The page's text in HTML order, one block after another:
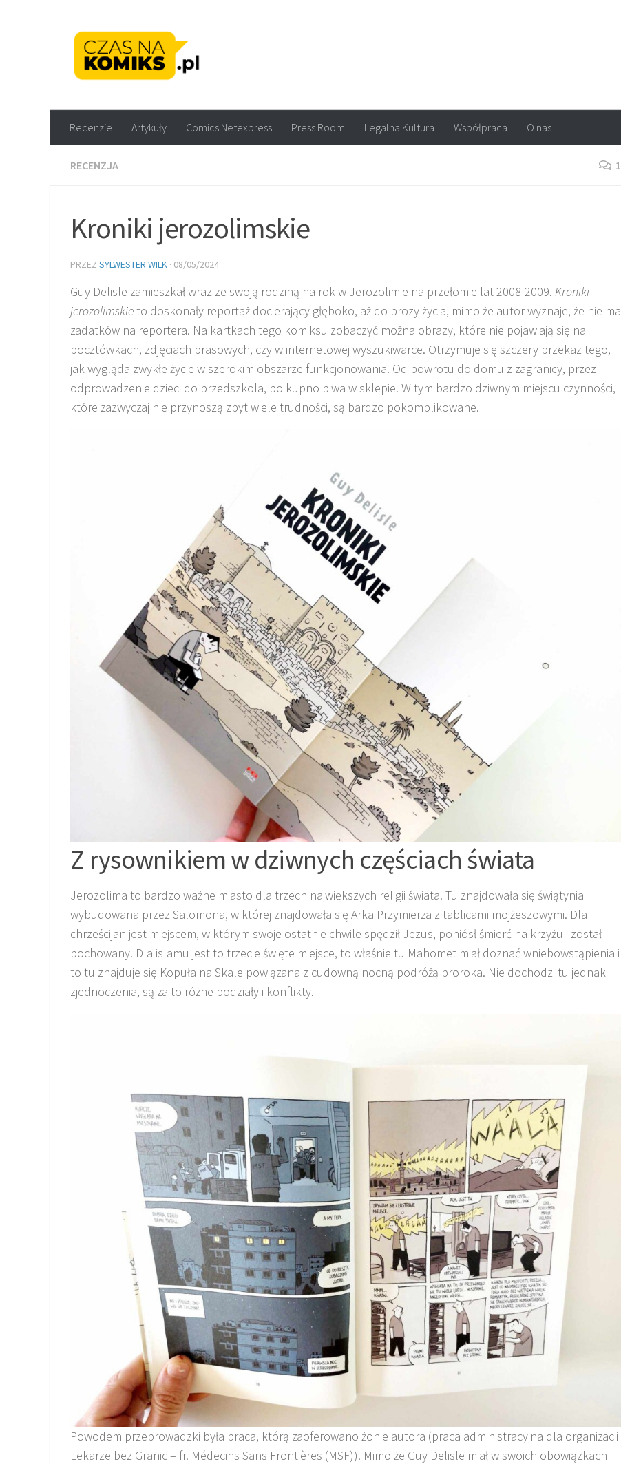
Recenzje Artykuły Comics Netexpress Press Room Legalna Kultura Współpraca O nas
RECENZJA 1
Kroniki jerozolimskie
PRZEZ SYLWESTER WILK · 08/05/2024
Guy Delisle zamieszkał wraz ze swoją rodziną na rok w Jerozolimie na przełomie lat 2008-2009. Kroniki
jerozolimskieto doskonały reportaż docierający głęboko, aż do prozy życia, mimo że autor wyznaje, że nie ma
zadatków na reportera. Na kartkach tego komiksu zobaczyć można obrazy, które nie pojawiają się na
pocztówkach, zdjęciach prasowych, czy w internetowej wyszukiwarce. Otrzymuje się szczery przekaz tego,
jak wygląda zwykłe życie w szerokim obszarze funkcjonowania. Od powrotu do domu z zagranicy, przez
odprowadzenie dzieci do przedszkola, po kupno piwa w sklepie. W tym bardzo dziwnym miejscu czynności,
które zazwyczaj nie przynoszą zbyt wiele trudności, są bardzo pokomplikowane.
Z rysownikiem w dziwnych częściach świata
Jerozolima to bardzo ważne miasto dla trzech największych religii świata. Tu znajdowała się świątynia
wybudowana przez Salomona, w której znajdowała się Arka Przymierza z tablicami mojżeszowymi. Dla
chrześcijan jest miejscem, w którym swoje ostatnie chwile spędził Jezus, poniósł śmierć na krzyżu i został
pochowany. Dla islamu jest to trzecie święte miejsce, to właśnie tu Mahomet miał doznać wniebowstąpienia i
to tu znajduje się Kopuła na Skale powiązana z cudowną nocną podróżą proroka. Nie dochodzi tu jednak
zjednoczenia, są za to różne podziały i konflikty.
Powodem przeprowadzki była praca, którą zaoferowano żonie autora (praca administracyjna dla organizacji
Lekarze bez Granic – fr. Médecins Sans Frontières (MSF)). Mimo że Guy Delisle miał w swoich obowiązkach